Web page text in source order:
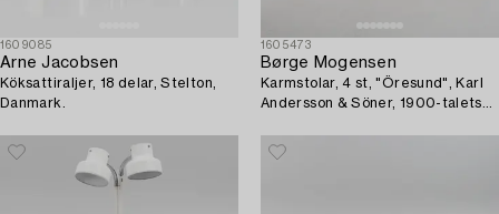
1609085
Arne Jacobsen
Köksattiraljer, 18 delar, Stelton,
Danmark.
1605473
Børge Mogensen
Karmstolar, 4 st, "Öresund", Karl
Andersson & Söner, 1900-talets